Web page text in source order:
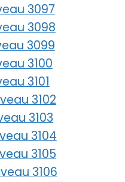
3097
3098
3099
3100
3101
3102
3103
3104
3105
3106